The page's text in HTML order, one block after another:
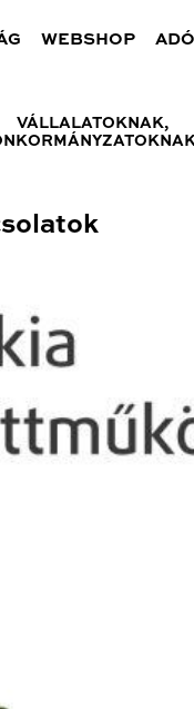
WEBSHOP
VÁLLALATOKNAK,